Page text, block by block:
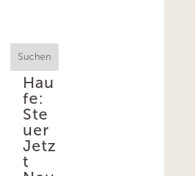
Suchen
Hau
fe:
Ste
uer
Jetz
t